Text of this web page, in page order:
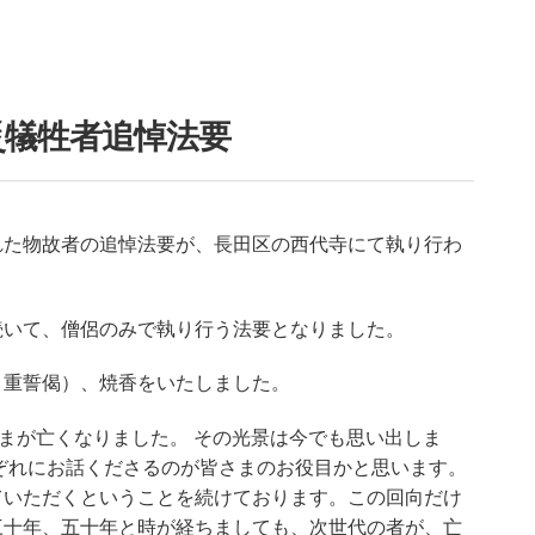
牲者追悼法要
物故者の追悼法要が、長田区の西代寺にて執り行わ
て、僧侶のみで執り行う法要となりました。
誓偈）、焼香をいたしました。
が亡くなりました。 その光景は今でも思い出しま
にお話くださるのが皆さまのお役目かと思います。
ただくということを続けております。この回向だけ
年、五十年と時が経ちましても、次世代の者が、亡